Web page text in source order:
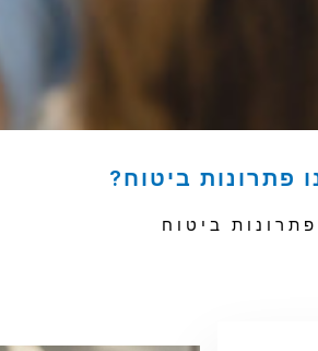
פתרונות ביטוח?
ביטוח